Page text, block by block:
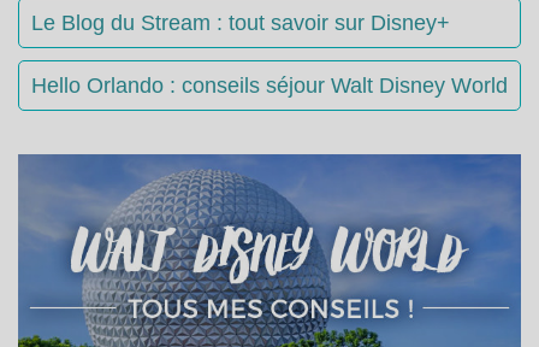
Le Blog du Stream : tout savoir sur Disney+
Hello Orlando : conseils séjour Walt Disney World